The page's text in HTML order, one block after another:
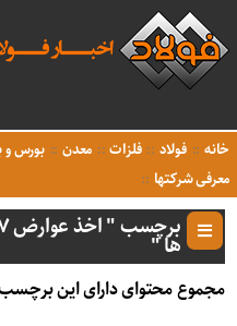
خانه فولاد فلزات معدن بورس و
معرفی شرکتها
ها "
مجموع محتوای دارای این برچسب